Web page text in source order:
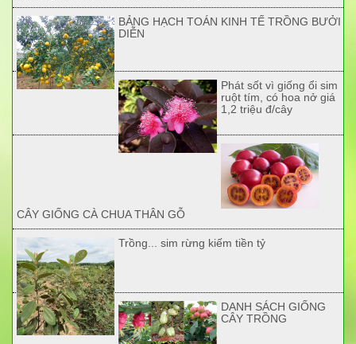
BẢNG HẠCH TOÁN KINH TẾ TRỒNG BƯỞI
DIỄN
Phát sốt vì giống ổi sim
ruột tím, có hoa nở giá
1,2 triệu đ/cây
CÂY GIỐNG CÀ CHUA THÂN GỖ
Trồng... sim rừng kiếm tiền tỷ
DANH SÁCH GIỐNG
CÂY TRỒNG